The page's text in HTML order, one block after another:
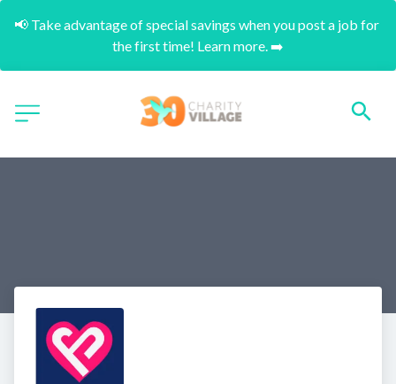
📢 Take advantage of special savings when you post a job for
the first time! Learn more. ➡️